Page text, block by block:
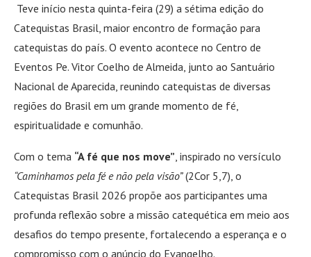
Teve início nesta quinta-feira (29) a sétima edição do
Catequistas Brasil, maior encontro de formação para
catequistas do país. O evento acontece no Centro de
Eventos Pe. Vitor Coelho de Almeida, junto ao Santuário
Nacional de Aparecida, reunindo catequistas de diversas
regiões do Brasil em um grande momento de fé,
espiritualidade e comunhão.
Com o tema “A fé que nos move” , inspirado no versículo
“Caminhamos pela fé e não pela visão”(2Cor 5,7), o
Catequistas Brasil 2026 propõe aos participantes uma
profunda reflexão sobre a missão catequética em meio aos
desafios do tempo presente, fortalecendo a esperança e o
compromisso com o anúncio do Evangelho.